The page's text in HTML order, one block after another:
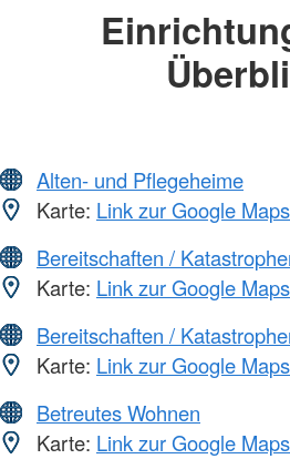
Alten- und Pflegeheime
Karte: Link zur Google
Bereitschaften /
Karte: Link zur Google
Bereitschaften /
Karte: Link zur Google
Betreutes Wohnen
Karte: Link zur Google